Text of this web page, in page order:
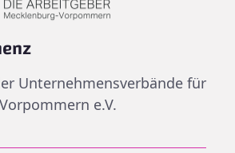
Unternehmensverbände für
e.V.